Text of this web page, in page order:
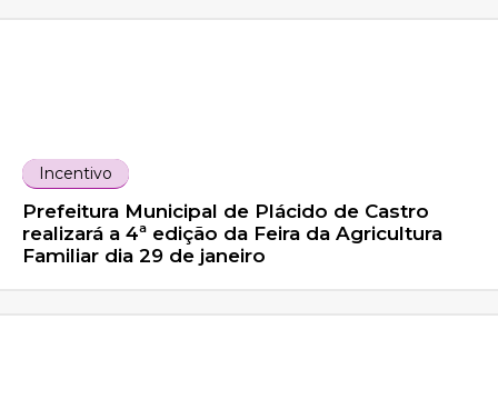
Incentivo
Prefeitura Municipal de Plácido de Castro
realizará a 4ª edição da Feira da Agricultura
Familiar dia 29 de janeiro